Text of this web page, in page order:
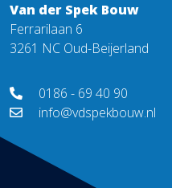
Van der Spek Bouw
Ferrarilaan 6
3261 NC Oud-Beijerland
0186 - 69 40 90
info@vdspekbouw.nl